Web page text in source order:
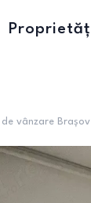
vânzare Brașov